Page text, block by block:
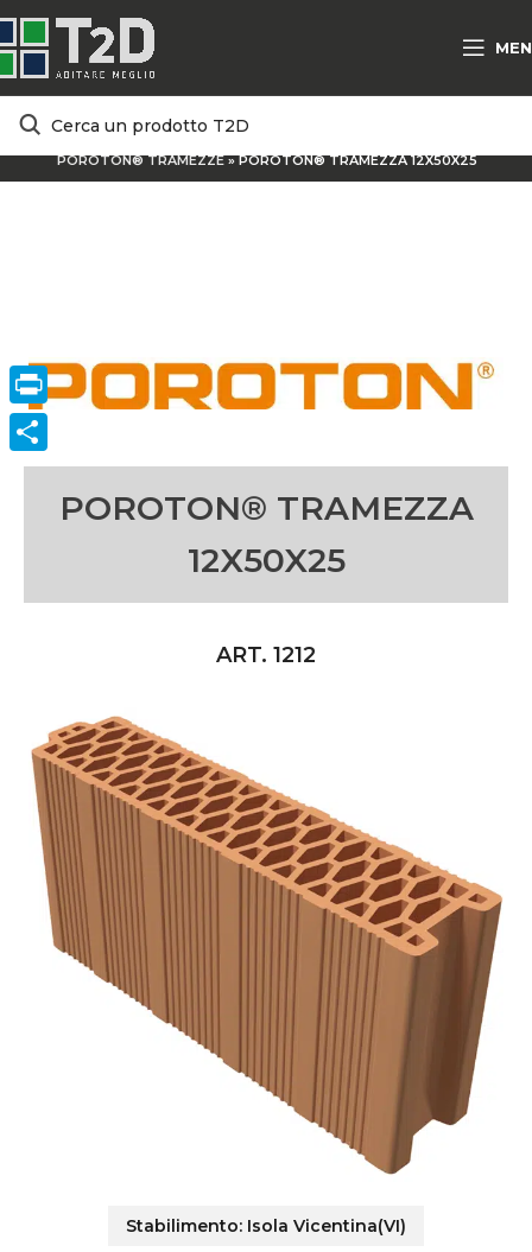
POROTON® TRAMEZZE» POROTON® TRAMEZZA 12X50X25
POROTON® TRAMEZZA
12X50X25
ART. 1212
Stabilimento: Isola Vicentina(VI)
Print
ConVisivodi